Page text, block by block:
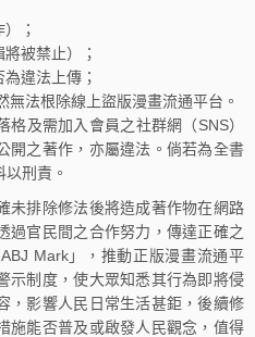
；
被禁止）；
違法上傳；
無法根除線上盜版漫畫流通平台。
及需加入會員之社群網（SNS）
開之著作，亦屬違法。倘若為全書
刑責。
排除修法後將造成著作物在網路
過官民間之合作努力，傳達正確之
Mark」，推動正版漫畫流通平
示制度，使大眾知悉其行為即將侵
，影響人民日常生活甚鉅，後續修
施能否普及或啟發人民觀念，值得